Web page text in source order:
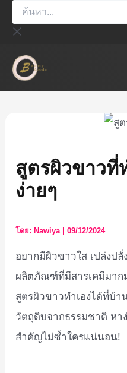
ค้นหา...
สูตรผิวขาวที่
ง่ายๆ
โดย: Nawiya |09/12/2024
อยากมีผิวขาวใส เปล่งป
ผลิตภัณฑ์ที่มีสารเคมีมาก
สูตรผิวขาวทำเองได้ที่บ้
วัตถุดิบจากธรรมชาติ หา
สำคัญไม่ซ้ำใครแน่นอน!